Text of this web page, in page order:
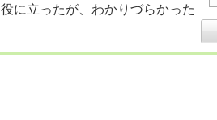
役に立ったが、わかりづらかった